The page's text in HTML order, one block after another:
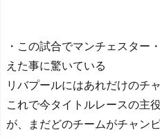
・この試合でマンチェスター
えた事に驚いている
リバプールにはあれだけのチ
これで今タイトルレースの主
が、まだどのチームがチャン